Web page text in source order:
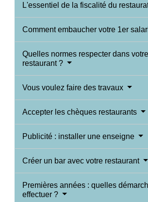
L'essentiel de la fiscalité du
Comment embaucher votre 1er
Quelles normes respecter dans votre
restaurant ?
Vous voulez faire des travaux
Accepter les chèques restaurants
Publicité : installer une enseigne
Créer un bar avec votre restaurant
Premières années : quelles
effectuer ?